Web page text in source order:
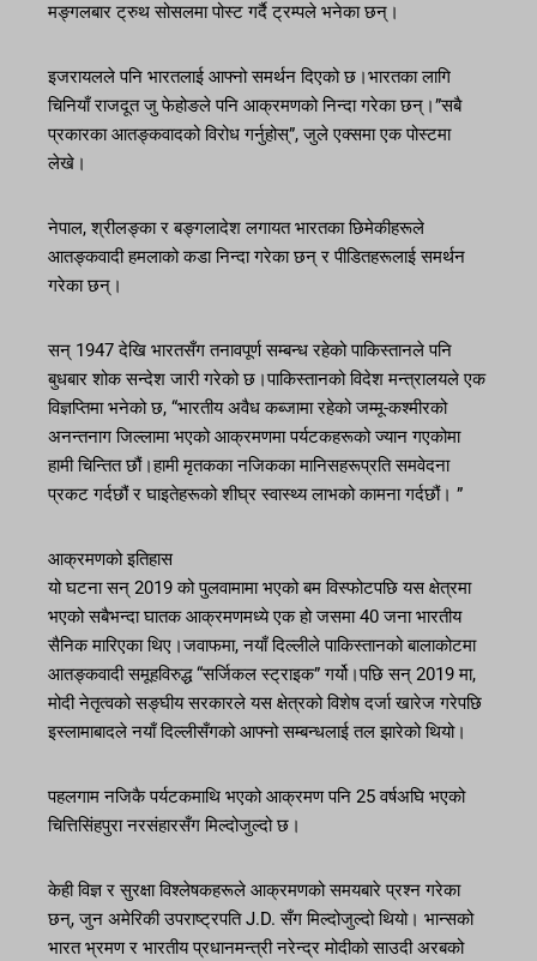
मङ्गलबार ट्रुथ सोसलमा पोस्ट गर्दै ट्रम्पले भनेका छन्।
इजरायलले पनि भारतलाई आफ्नो समर्थन दिएको छ।भारतका लागि
चिनियाँ राजदूत जु फेहोङले पनि आक्रमणको निन्दा गरेका छन्।”सबै
प्रकारका आतङ्कवादको विरोध गर्नुहोस्”, जुले एक्समा एक पोस्टमा
लेखे।
नेपाल, श्रीलङ्का र बङ्गलादेश लगायत भारतका छिमेकीहरूले
आतङ्कवादी हमलाको कडा निन्दा गरेका छन् र पीडितहरूलाई समर्थन
गरेका छन्।
सन् 1947 देखि भारतसँग तनावपूर्ण सम्बन्ध रहेको पाकिस्तानले पनि
बुधबार शोक सन्देश जारी गरेको छ।पाकिस्तानको विदेश मन्त्रालयले एक
विज्ञप्तिमा भनेको छ, “भारतीय अवैध कब्जामा रहेको जम्मू-कश्मीरको
अनन्तनाग जिल्लामा भएको आक्रमणमा पर्यटकहरूको ज्यान गएकोमा
हामी चिन्तित छौं।हामी मृतकका नजिकका मानिसहरूप्रति समवेदना
प्रकट गर्दछौं र घाइतेहरूको शीघ्र स्वास्थ्य लाभको कामना गर्दछौं। ”
आक्रमणको इतिहास
यो घटना सन् 2019 को पुलवामामा भएको बम विस्फोटपछि यस क्षेत्रमा
भएको सबैभन्दा घातक आक्रमणमध्ये एक हो जसमा 40 जना भारतीय
सैनिक मारिएका थिए।जवाफमा, नयाँ दिल्लीले पाकिस्तानको बालाकोटमा
आतङ्कवादी समूहविरुद्ध “सर्जिकल स्ट्राइक” गर्यो।पछि सन् 2019 मा,
मोदी नेतृत्वको सङ्घीय सरकारले यस क्षेत्रको विशेष दर्जा खारेज गरेपछि
इस्लामाबादले नयाँ दिल्लीसँगको आफ्नो सम्बन्धलाई तल झारेको थियो।
पहलगाम नजिकै पर्यटकमाथि भएको आक्रमण पनि 25 वर्षअघि भएको
चित्तिसिंहपुरा नरसंहारसँग मिल्दोजुल्दो छ।
केही विज्ञ र सुरक्षा विश्लेषकहरूले आक्रमणको समयबारे प्रश्न गरेका
छन्, जुन अमेरिकी उपराष्ट्रपति J.D. सँग मिल्दोजुल्दो थियो। भान्सको
भारत भ्रमण र भारतीय प्रधानमन्त्री नरेन्द्र मोदीको साउदी अरबको